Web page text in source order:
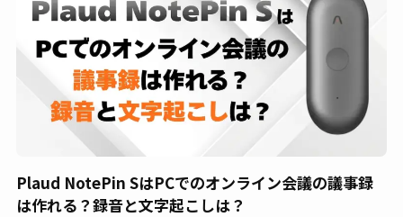
Plaud NotePin SはPCでのオンライン会議の議事録
は作れる？録音と文字起こしは？